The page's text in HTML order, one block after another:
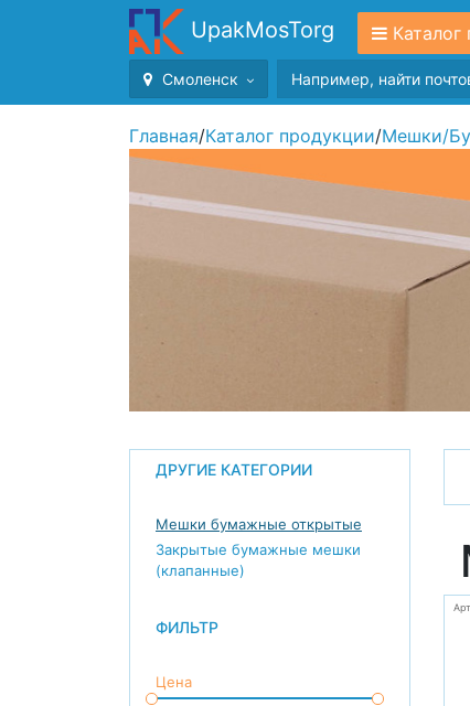
UpakMosTorg
Смоленск
Главная/Каталог продукции/Мешки/
ДРУГИЕ КАТЕГОРИИ
Мешки бумажные открытые
Закрытые бумажные мешки
(клапанные)
ФИЛЬТР
Цена